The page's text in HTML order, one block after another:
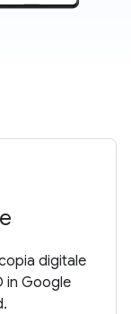
digitale
in Google